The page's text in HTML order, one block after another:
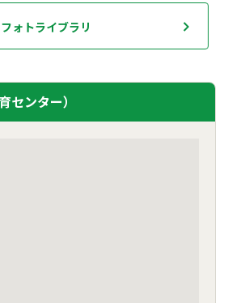
フォトライブラリ
センター）